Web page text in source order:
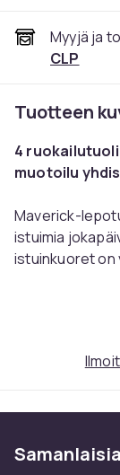
Myyjä ja
CLP
Tuotteen
4
muotoilu
Maverick-
istuimia
istuinkuoret on
näköisenä tai
tuolit antavat